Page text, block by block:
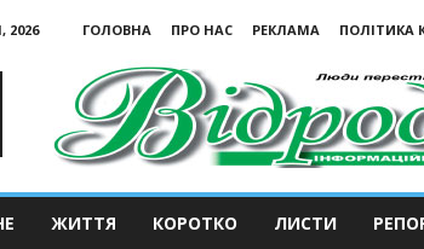
2026 ГОЛОВНА ПРО НАС РЕКЛАМА
ПОЛІТИКА
ЖИТТЯ КОРОТКО ЛИСТИ